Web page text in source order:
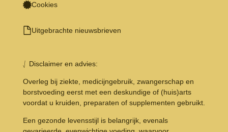
Cookies
Uitgebrachte nieuwsbrieven
⎷ Disclaimer en advies:
Overleg bij ziekte, medicijngebruik, zwangerschap en
borstvoeding eerst met een deskundige of (huis)arts
voordat u kruiden, preparaten of supplementen gebruikt.
Een gezonde levensstijl is belangrijk, evenals